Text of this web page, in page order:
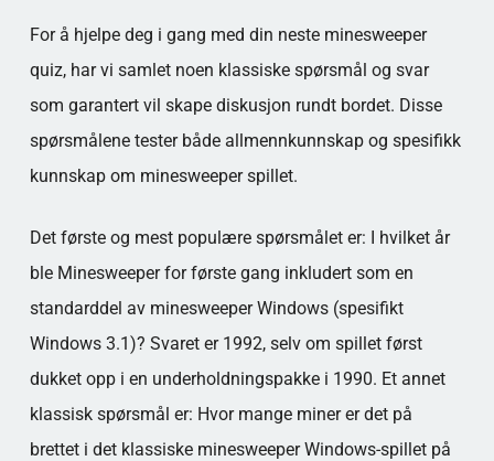
For å hjelpe deg i gang med din neste minesweeper
quiz, har vi samlet noen klassiske spørsmål og svar
som garantert vil skape diskusjon rundt bordet. Disse
spørsmålene tester både allmennkunnskap og spesifikk
kunnskap om minesweeper spillet.
Det første og mest populære spørsmålet er: I hvilket år
ble Minesweeper for første gang inkludert som en
standarddel av minesweeper Windows (spesifikt
Windows 3.1)? Svaret er 1992, selv om spillet først
dukket opp i en underholdningspakke i 1990. Et annet
klassisk spørsmål er: Hvor mange miner er det på
brettet i det klassiske minesweeper Windows-spillet på